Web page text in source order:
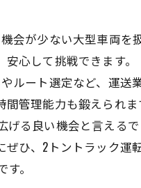
会が少ない大型車両を
心して挑戦できます。
ルート選定など、運送
管理能力も鍛えられま
る良い機会と言えるで
ひ、2トントラック運
。